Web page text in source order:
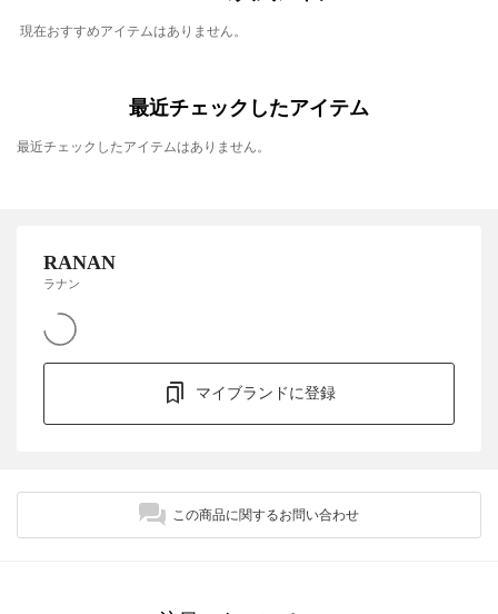
現在おすすめアイテムはありません。
最近チェックしたアイテム
最近チェックしたアイテムはありません。
RANAN
ラナン
マイブランドに登録
この商品に関するお問い合わせ